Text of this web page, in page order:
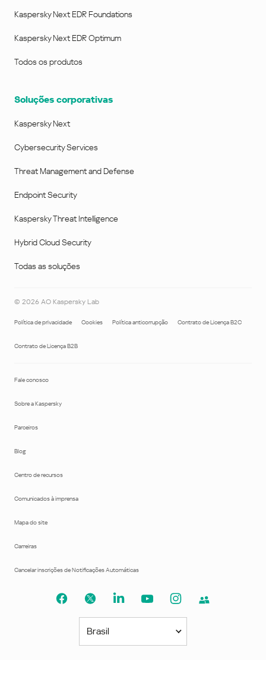
Kaspersky Next EDR Foundations
Kaspersky Next EDR Optimum
Todos os produtos
Soluções corporativas
Kaspersky Next
Cybersecurity Services
Threat Management and Defense
Endpoint Security
Kaspersky Threat Intelligence
Hybrid Cloud Security
Todas as soluções
© 2026 AO Kaspersky Lab
Política de privacidade Cookies Política anticorrupção Contrato de Licença B2C
Contrato de Licença B2B
Fale conosco
Sobre a Kaspersky
Parceiros
Blog
Centro de recursos
Comunicados à imprensa
Mapa do site
Carreiras
Cancelar inscrições de Notificações Automáticas
Brasil